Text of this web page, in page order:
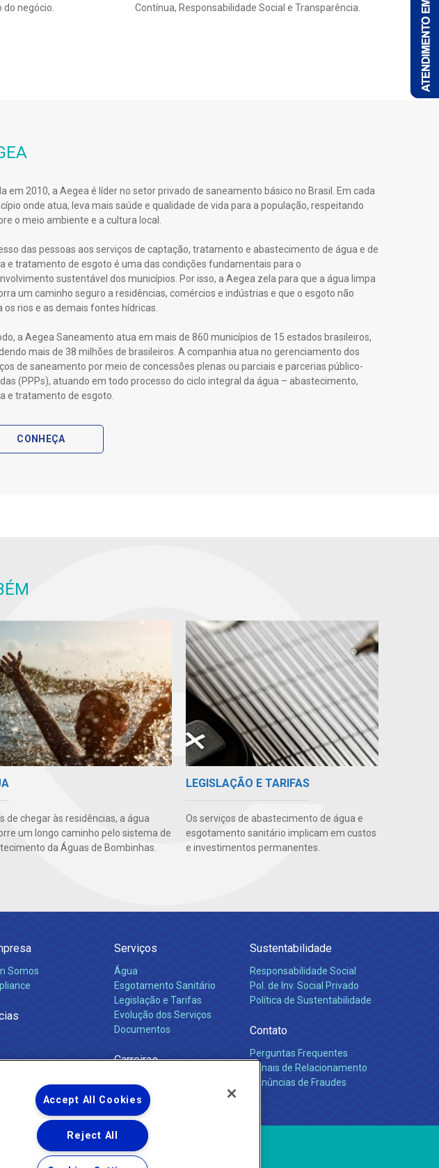
negócio.
Contínua, Responsabilidade Social e Transparência.
em 2010, a Aegea é líder no setor privado de saneamento básico no Brasil. Em cada
onde atua, leva mais saúde e qualidade de vida para a população, respeitando
o meio ambiente e a cultura local.
das pessoas aos serviços de captação, tratamento e abastecimento de água e de
e tratamento de esgoto é uma das condições fundamentais para o
sustentável dos municípios. Por isso, a Aegea zela para que a água limpa
um caminho seguro a residências, comércios e indústrias e que o esgoto não
os rios e as demais fontes hídricas.
a Aegea Saneamento atua em mais de 860 municípios de 15 estados brasileiros,
mais de 38 milhões de brasileiros. A companhia atua no gerenciamento dos
de saneamento por meio de concessões plenas ou parciais e parcerias público-
(PPPs), atuando em todo processo do ciclo integral da água – abastecimento,
e tratamento de esgoto.
CONHEÇA
de chegar às residências, a água
um longo caminho pelo sistema de
da Águas de Bombinhas.
LEGISLAÇÃO E TARIFAS
Os serviços de abastecimento de água e
esgotamento sanitário implicam em custos
e investimentos permanentes.
Somos
Serviços
Água
Esgotamento Sanitário
Legislação e Tarifas
Evolução dos Serviços
Documentos
Carreiras
Sustentabilidade
Responsabilidade Social
Pol. de Inv. Social Privado
Política de Sustentabilidade
Contato
Perguntas Frequentes
Canais de Relacionamento
Denúncias de Fraudes
os Direitos Reservados.
Accept All Cookies
Reject All